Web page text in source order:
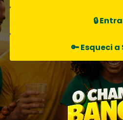
🔒
🔑 Esqueci a